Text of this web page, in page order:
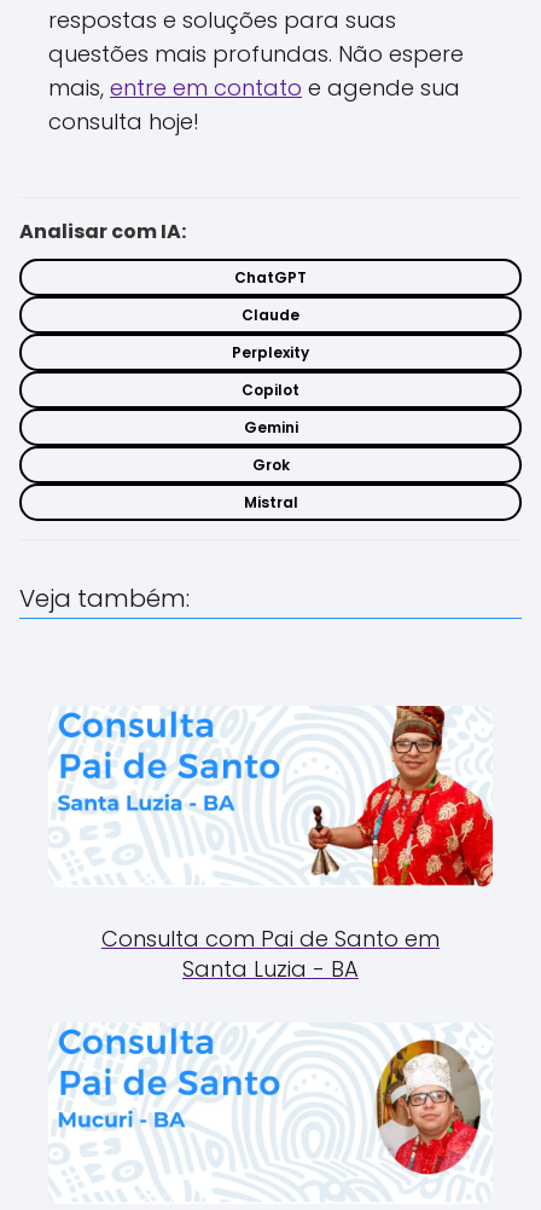
respostas e soluções para suas
questões mais profundas. Não espere
mais, entre em contato e agende sua
consulta hoje!
Analisar com IA:
ChatGPT
Claude
Perplexity
Copilot
Gemini
Grok
Mistral
Veja também:
Consulta com Pai de Santo em
Santa Luzia - BA